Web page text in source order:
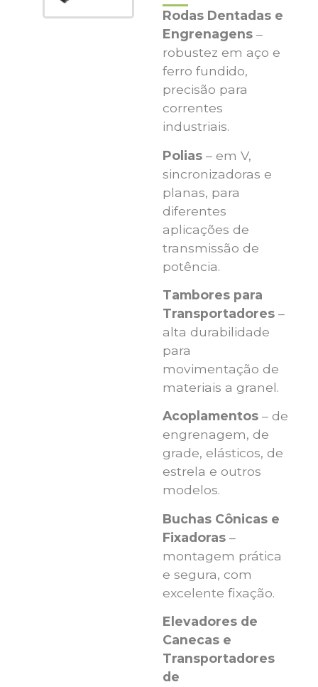
Rodas Dentadas e
Engrenagens–
robustez em aço e
ferro fundido,
precisão para
correntes
industriais.
Polias– em V,
sincronizadoras e
planas, para
diferentes
aplicações de
transmissão de
potência.
Tambores para
Transportadores–
alta durabilidade
para
movimentação de
materiais a granel.
Acoplamentos– de
engrenagem, de
grade, elásticos, de
estrela e outros
modelos.
Buchas Cônicas e
Fixadoras–
montagem prática
e segura, com
excelente fixação.
Elevadores de
Canecas e
Transportadores
de